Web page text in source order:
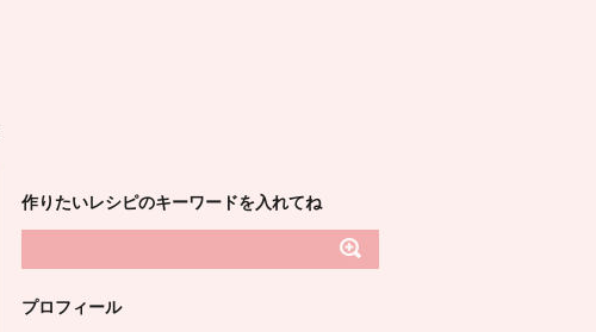
作りたいレシピのキーワードを入れてね
プロフィール